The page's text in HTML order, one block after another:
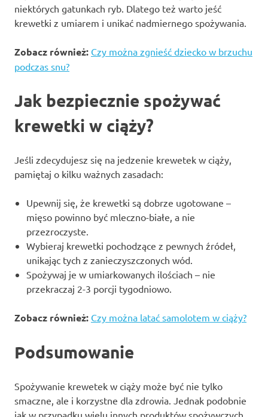
niektórych gatunkach ryb. Dlatego też warto jeść
krewetki z umiarem i unikać nadmiernego spożywania.
Zobacz również: Czy można zgnieść dziecko w brzuchu
podczas snu?
Jak bezpiecznie spożywać
krewetki w ciąży?
Jeśli zdecydujesz się na jedzenie krewetek w ciąży,
pamiętaj o kilku ważnych zasadach:
Upewnij się, że krewetki są dobrze ugotowane –
mięso powinno być mleczno-białe, a nie
przezroczyste.
Wybieraj krewetki pochodzące z pewnych źródeł,
unikając tych z zanieczyszczonych wód.
Spożywaj je w umiarkowanych ilościach – nie
przekraczaj 2-3 porcji tygodniowo.
Zobacz również: Czy można latać samolotem w ciąży?
Podsumowanie
Spożywanie krewetek w ciąży może być nie tylko
smaczne, ale i korzystne dla zdrowia. Jednak podobnie